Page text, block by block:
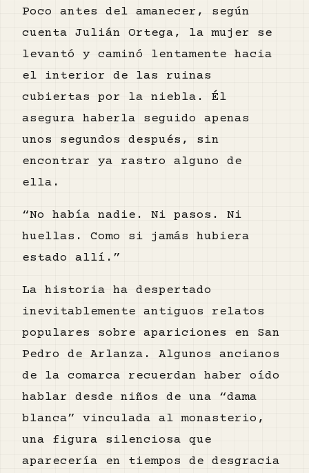
Poco antes del amanecer, según
cuenta Julián Ortega, la mujer se
levantó y caminó lentamente hacia
el interior de las ruinas
cubiertas por la niebla. Él
asegura haberla seguido apenas
unos segundos después, sin
encontrar ya rastro alguno de
ella.
“No había nadie. Ni pasos. Ni
huellas. Como si jamás hubiera
estado allí.”
La historia ha despertado
inevitablemente antiguos relatos
populares sobre apariciones en San
Pedro de Arlanza. Algunos ancianos
de la comarca recuerdan haber oído
hablar desde niños de una “dama
blanca” vinculada al monasterio,
una figura silenciosa que
aparecería en tiempos de desgracia